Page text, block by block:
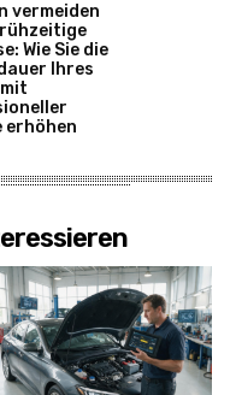
vermeiden
Wie Sie die
Ihres
erhöhen